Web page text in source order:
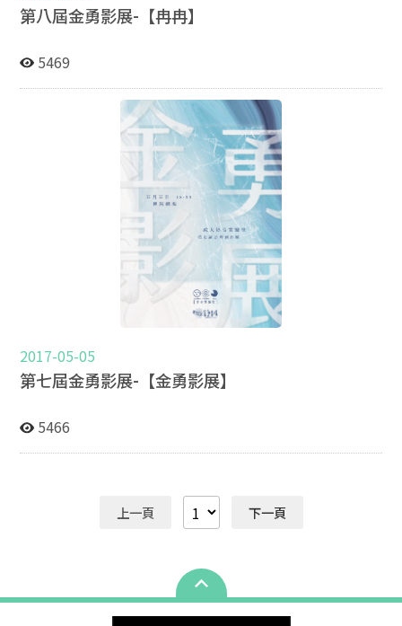
第八屆金勇影展-【冉冉】
5469
2017-05-05
第七屆金勇影展-【金勇影展】
5466
上一頁 下一頁